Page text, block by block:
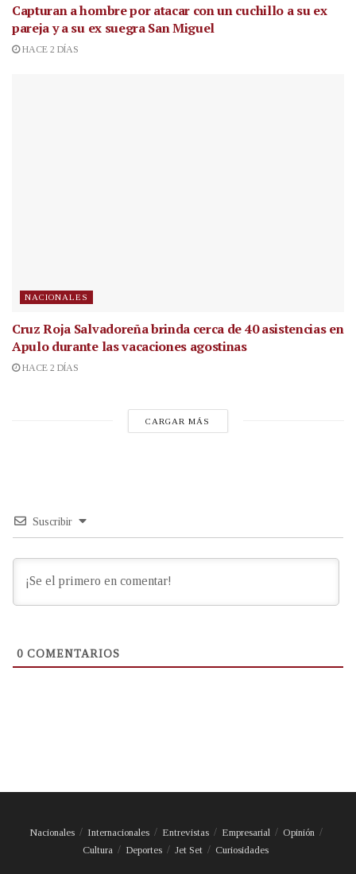
Capturan a hombre por atacar con un cuchillo a su ex
pareja y a su ex suegra San Miguel
HACE 2 DÍAS
NACIONALES
Cruz Roja Salvadoreña brinda cerca de 40 asistencias en
Apulo durante las vacaciones agostinas
HACE 2 DÍAS
CARGAR MÁS
Suscribir
0 COMENTARIOS
Nacionales Internacionales Entrevistas Empresarial
Opinión
Cultura
Deportes Jet Set Curiosidades